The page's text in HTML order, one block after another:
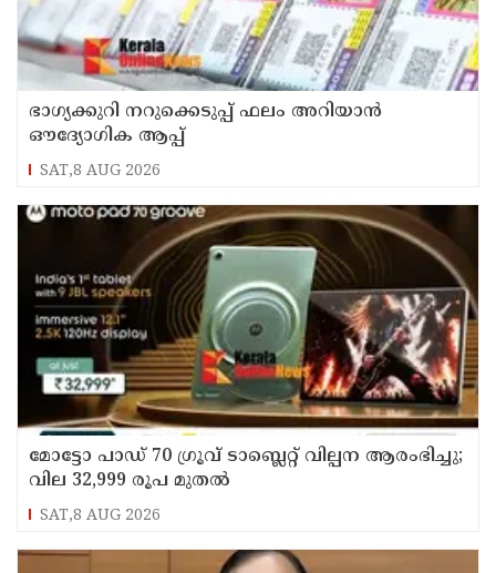
ഭാഗ്യക്കുറി നറുക്കെടുപ്പ് ഫലം അറിയാൻ
ഔദ്യോഗിക ആപ്പ്
SAT,8 AUG 2026
മോട്ടോ പാഡ് 70 ഗ്രൂവ് ടാബ്ലെറ്റ് വില്പന ആരംഭിച്ചു;
വില 32,999 രൂപ മുതൽ
SAT,8 AUG 2026